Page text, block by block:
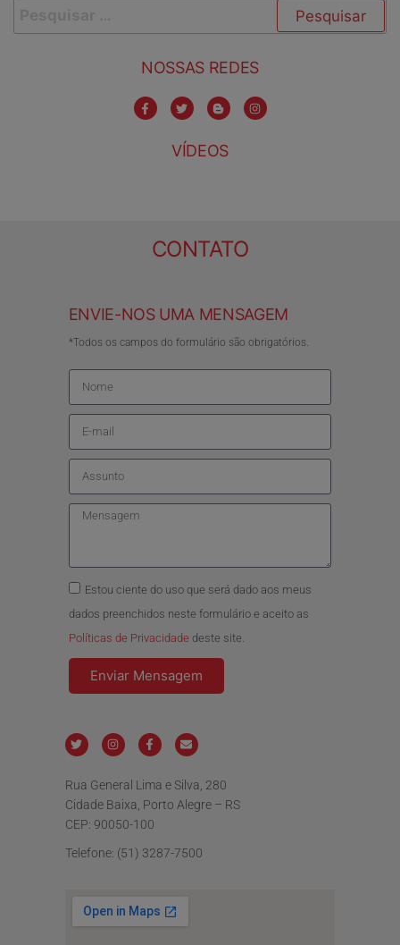
NOSSAS REDES
VÍDEOS
CONTATO
ENVIE-NOS UMA MENSAGEM
*Todos os campos do formulário são obrigatórios.
Estou ciente do uso que será dado aos meus
dados preenchidos neste formulário e aceito as
Políticas de Privacidade deste site.
Enviar Mensagem
Rua General Lima e Silva, 280
Cidade Baixa, Porto Alegre – RS
CEP: 90050-100
Telefone: (51) 3287-7500